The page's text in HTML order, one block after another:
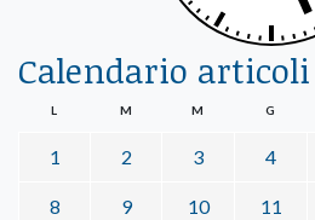
Calendario articoli
L M M G
1 2 3 4
8 9 10 11